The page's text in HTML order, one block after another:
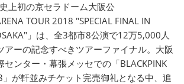
上初の京セラドーム大阪公
TOUR 2018 "SPECIAL FINAL IN
」は、全3都市8公演で12万5,000人
アーの記念すべきツアーファイナル。大阪
ンター・幕張メッセでの「BLACKPINK
」が軒並みチケット完売御礼となる中、追